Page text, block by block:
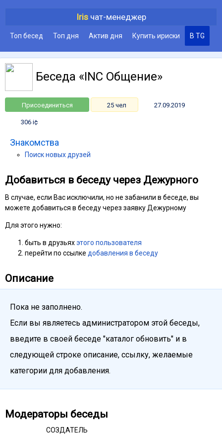
Irisчат-менеджер
Топ бесед Топ дня Актив дня Купить ириски В TG
Беседа «INC Общение»
Присоединиться 25 чел 27.09.2019
306 i¢
Знакомства
Поиск новых друзей
Добавиться в беседу через Дежурного
В случае, если Вас исключили, но не забанили в беседе, вы
можете добавиться в беседу через заявку Дежурному
Для этого нужно:
быть в друзьяхэтого пользователя
перейти по ссылке добавления в беседу
Описание
Пока не заполнено.
Если вы являетесь администратором этой беседы,
введите в своей беседе "каталог обновить" и в
следующей строке описание, ссылку, желаемые
категории для добавления.
Модераторы беседы
СОЗДАТЕЛЬ